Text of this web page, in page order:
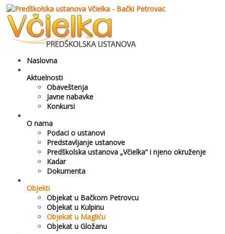
Naslovna
Aktuelnosti
Obaveštenja
Javne nabavke
Konkursi
O nama
Podaci o ustanovi
Predstavljanje ustanove
Predškolska ustanova „Včielka“ i njeno okruženje
Kadar
Dokumenta
Objekti
Objekat u Bačkom Petrovcu
Objekat u Kulpinu
Objekat u Magliću
Objekat u Gložanu